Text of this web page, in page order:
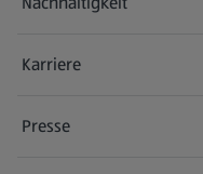
Karriere
Presse